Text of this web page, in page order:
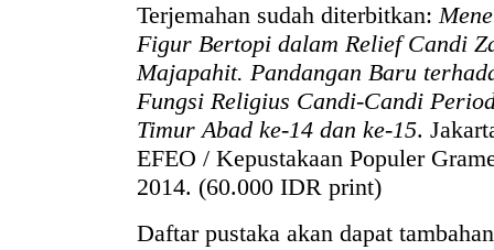
Terjemahan sudah diterbitkan:
Figur Bertopi dalam Relief Candi
Majapahit. Pandangan Baru
Fungsi Religius Candi-Candi
Timur Abad ke-14 dan ke-15.
EFEO / Kepustakaan Populer
2014. (60.000 IDR print)
Daftar pustaka akan dapat